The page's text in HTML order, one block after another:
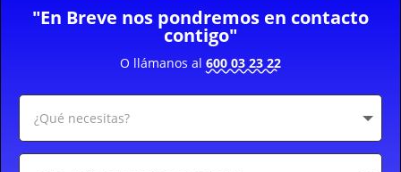
"En Breve nos pondremos en contacto
contigo"
O llámanos al 600 03 23 22